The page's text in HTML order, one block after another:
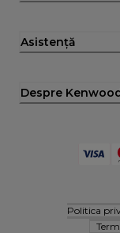
Asistență
Despre
Politica